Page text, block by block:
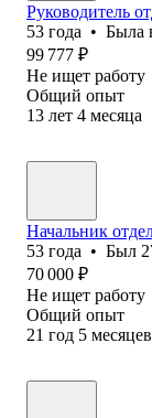
Руководитель
53 года • Была
99 777 ₽
Не ищет работу
Общий опыт
13 лет 4 месяца
Начальник
53 года • Был
70 000 ₽
Не ищет работу
Общий опыт
21 год 5 месяцев